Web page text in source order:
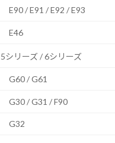
E90 / E91 / E92 / E93
E46
5シリーズ / 6シリーズ
G60 / G61
G30 / G31 / F90
G32